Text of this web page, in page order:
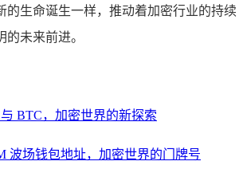
的生命诞生一样，推动着加密行业的持续
未来前进。
与 BTC，加密世界的新探索
波场钱包地址，加密世界的门牌号